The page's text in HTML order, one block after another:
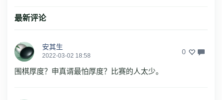
最新评论
安其生
2022-03-02 18:58 0
围棋厚度？申真谞最怕厚度？比赛的人太少。